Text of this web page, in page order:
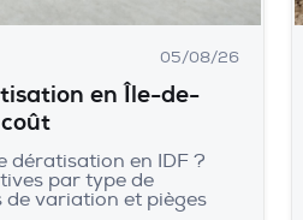
05/08/26
en Île-de-
dératisation en IDF ?
par type de
variation et pièges